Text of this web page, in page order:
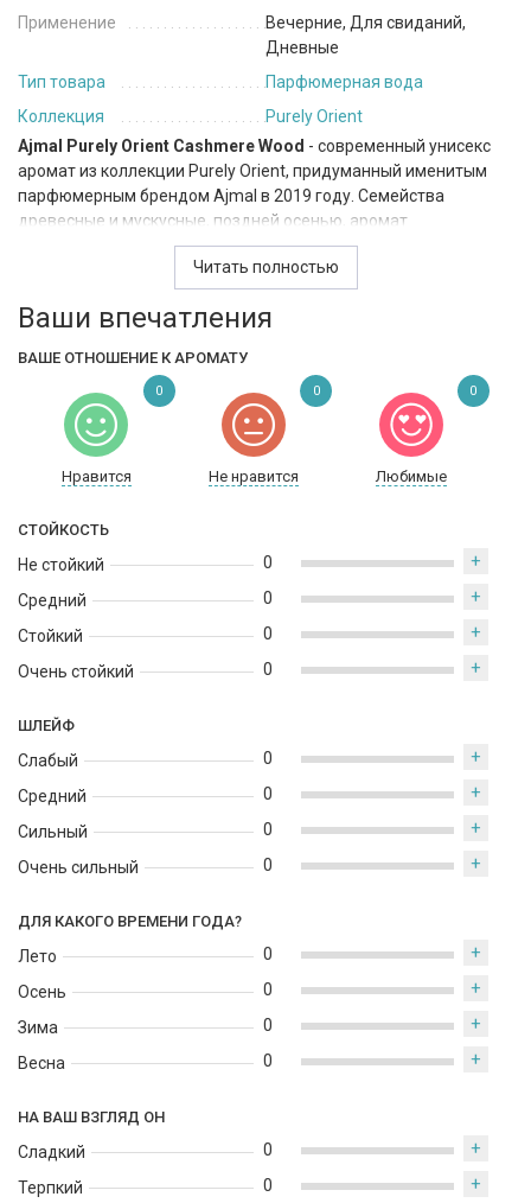
Применение
Вечерние, Для свиданий,
Дневные
Тип товара
Парфюмерная вода
Коллекция
Purely Orient
Ajmal Purely Orient Cashmere Wood - современный унисекс
аромат из коллекции Purely Orient, придуманный именитым
парфюмерным брендом Ajmal в 2019 году. Семейства
древесные и мускусные, поздней осенью, аромат
раскрывается лучше всего. Лаванда и мандарин в верхних
нотах, сердце из бобов тонка, какао и корня ириса. Самое
сильное впечатление остается после базовых нот амбры,
кашмерана, кедра, пачули и удового дерева. Шлейф яркий и
чувствуется в воздухе. Гармоничный букет.
Читать полностью
Ваши впечатления
ВАШЕ ОТНОШЕНИЕ К АРОМАТУ
Нравится Не нравится Любимые
0 0 0
СТОЙКОСТЬ
Не стойкий
Средний
Стойкий
Очень стойкий
0 +
0 +
0 +
0 +
ШЛЕЙФ
Слабый
Средний
Сильный
Очень сильный
0 +
0 +
0 +
0 +
ДЛЯ КАКОГО ВРЕМЕНИ ГОДА?
Лето
Осень
Зима
Весна
0 +
0 +
0 +
0 +
НА ВАШ ВЗГЛЯД ОН
Сладкий
Терпкий
0 +
0 +